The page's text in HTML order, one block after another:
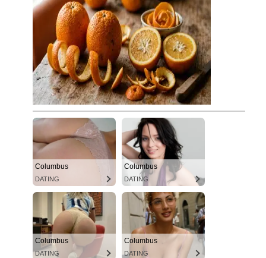
Columbus
DATING
Columbus
DATING
Columbus
DATING
Columbus
DATING